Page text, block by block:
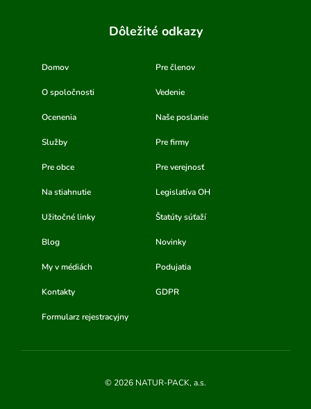
Dôležité odkazy
Domov Pre členov
O spoločnosti Vedenie
Ocenenia Naše poslanie
Služby Pre firmy
Pre obce Pre verejnosť
Na stiahnutie Legislatíva OH
Užitočné linky Štatúty súťaží
Blog Novinky
My v médiách Podujatia
Kontakty GDPR
Formularz rejestracyjny
© 2026 NATUR-PACK, a.s.